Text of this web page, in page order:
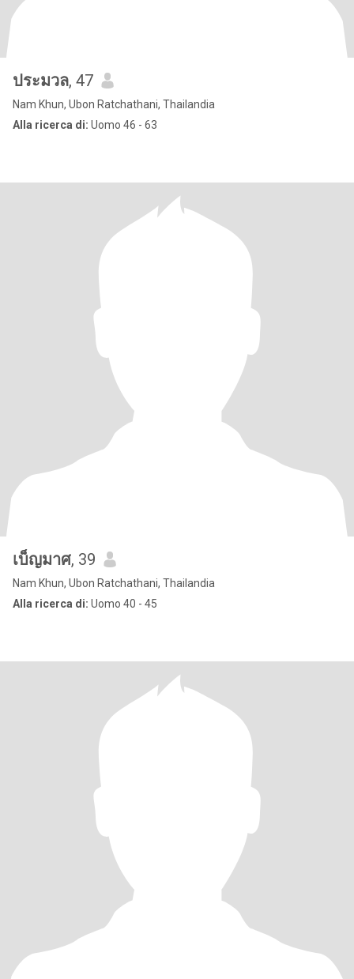
ประมวล, 47
Nam Khun, Ubon Ratchathani, Thailandia
Alla ricerca di: Uomo 46 - 63
เบ็ญมาศ, 39
Nam Khun, Ubon Ratchathani, Thailandia
Alla ricerca di: Uomo 40 - 45